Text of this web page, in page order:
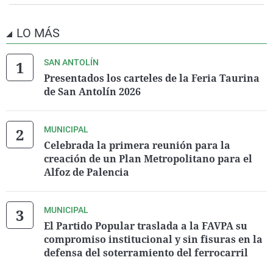
LO MÁS
SAN ANTOLÍN
Presentados los carteles de la Feria Taurina
de San Antolín 2026
MUNICIPAL
Celebrada la primera reunión para la
creación de un Plan Metropolitano para el
Alfoz de Palencia
MUNICIPAL
El Partido Popular traslada a la FAVPA su
compromiso institucional y sin fisuras en la
defensa del soterramiento del ferrocarril